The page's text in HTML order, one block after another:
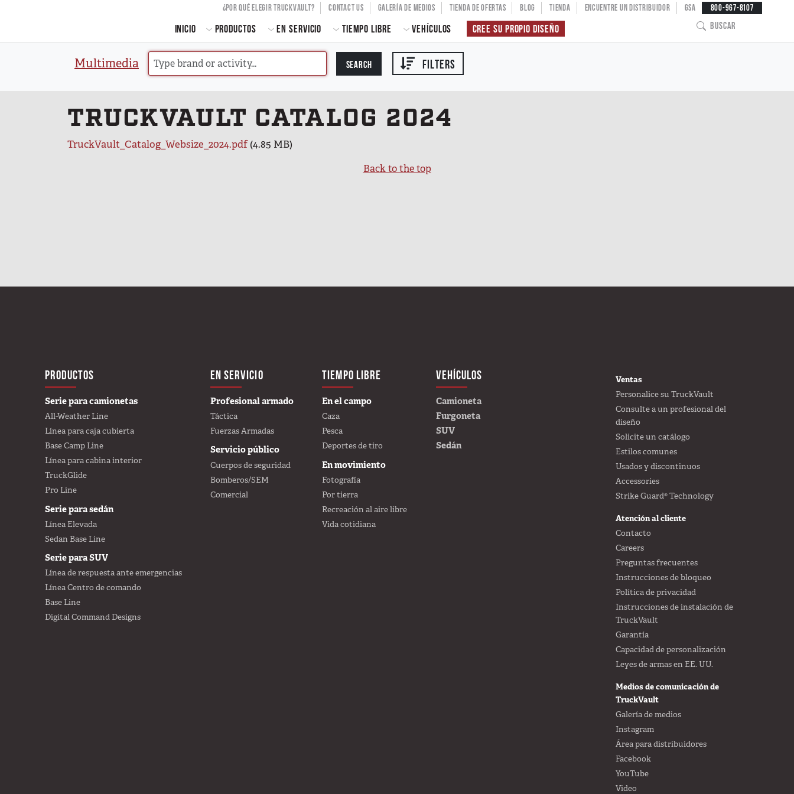
MAIN NAVIGATION
INICIO PRODUCTOS EN SERVICIO TIEMPO LIBRE VEHÍCULOS CREE SU PROPIO DISEÑO
USER ACCOUNT MENU
¿POR QUÉ ELEGIR TRUCKVAULT? CONTACT US GALERÍA DE MEDIOS TIENDA DE OFERTAS BLOG TIENDA ENCUENTRE UN DISTRIBUIDOR GSA 800-967-8107
BUSCAR
Multimedia FILTERS
TRUCKVAULT CATALOG 2024
Archivo
TruckVault_Catalog_Websize_2024.pdf (4.85 MB)
Back to the top
MAIN NAVIGATION
PRODUCTOS
Serie para camionetas
All-Weather Line
Línea para caja cubierta
Base Camp Line
Línea para cabina interior
TruckGlide
Pro Line
Serie para sedán
Línea Elevada
Sedan Base Line
Serie para SUV
Línea de respuesta ante emergencias
Línea Centro de comando
Base Line
Digital Command Designs
EN SERVICIO
Profesional armado
Táctica
Fuerzas Armadas
Servicio público
Cuerpos de seguridad
Bomberos/SEM
Comercial
TIEMPO LIBRE
En el campo
Caza
Pesca
Deportes de tiro
En movimiento
Fotografía
Por tierra
Recreación al aire libre
Vida cotidiana
VEHÍCULOS
Camioneta
Furgoneta
SUV
Sedán
FOOTER
Ventas
Personalice su TruckVault
Consulte a un profesional del
diseño
Solicite un catálogo
Estilos comunes
Usados y discontinuos
Accessories
Strike Guard® Technology
Atención al cliente
Contacto
Careers
Preguntas frecuentes
Instrucciones de bloqueo
Política de privacidad
Instrucciones de instalación de
TruckVault
Garantía
Capacidad de personalización
Leyes de armas en EE. UU.
Medios de comunicación de
TruckVault
Galería de medios
Instagram
Área para distribuidores
Facebook
YouTube
Video